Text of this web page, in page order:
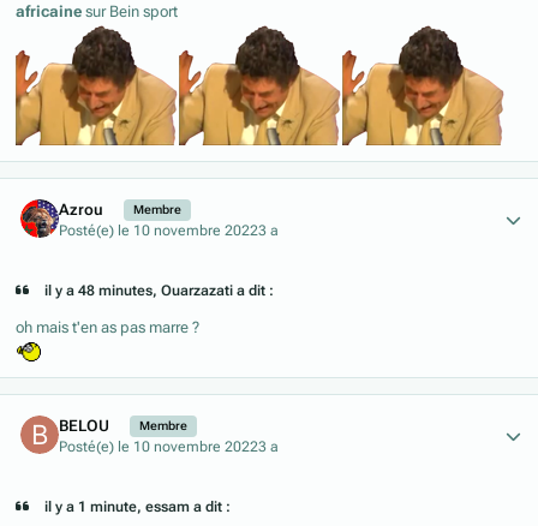
africaine sur Bein sport
Azrou Membre
Posté(e) le 10 novembre 20223 a
il y a 48 minutes, Ouarzazati a dit :
oh mais t'en as pas marre ?
BELOU Membre
Posté(e) le 10 novembre 20223 a
il y a 1 minute, essam a dit :